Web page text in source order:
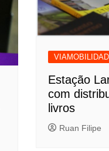
Estação
com
livros
Ruan Filipe